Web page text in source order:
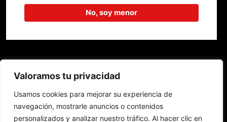
Valoramos tu privacidad
Usamos cookies para mejorar su experiencia de
navegación, mostrarle anuncios o contenidos
personalizados y analizar nuestro tráfico. Al hacer clic en
No, soy menor